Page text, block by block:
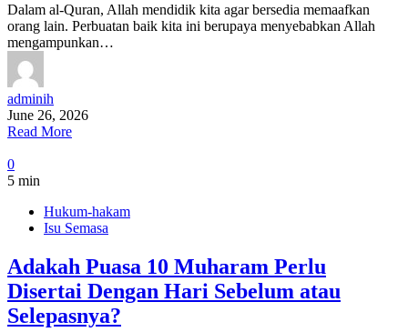
Dalam al-Quran, Allah mendidik kita agar bersedia memaafkan
orang lain. Perbuatan baik kita ini berupaya menyebabkan Allah
mengampunkan…
adminih
June 26, 2026
Read More
0
5 min
Hukum-hakam
Isu Semasa
Adakah Puasa 10 Muharam Perlu
Disertai Dengan Hari Sebelum atau
Selepasnya?